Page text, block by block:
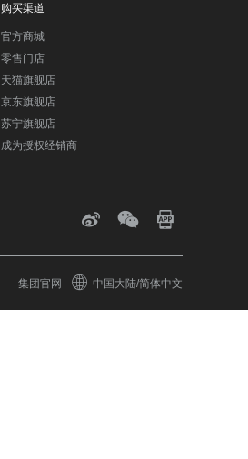
购买渠道
官方商城
零售门店
天猫旗舰店
京东旗舰店
苏宁旗舰店
成为授权经销商
集团官网 中国大陆/简体中文